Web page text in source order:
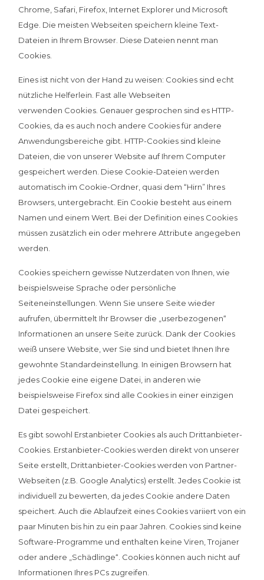
Chrome, Safari, Firefox, Internet Explorer und Microsoft
Edge. Die meisten Webseiten speichern kleine Text-
Dateien in Ihrem Browser. Diese Dateien nennt man
Cookies.
Eines ist nicht von der Hand zu weisen: Cookies sind echt
nützliche Helferlein. Fast alle Webseiten
verwenden Cookies. Genauer gesprochen sind es HTTP-
Cookies, da es auch noch andere Cookies für andere
Anwendungsbereiche gibt. HTTP-Cookies sind kleine
Dateien, die von unserer Website auf Ihrem Computer
gespeichert werden. Diese Cookie-Dateien werden
automatisch im Cookie-Ordner, quasi dem “Hirn” Ihres
Browsers, untergebracht. Ein Cookie besteht aus einem
Namen und einem Wert. Bei der Definition eines Cookies
müssen zusätzlich ein oder mehrere Attribute angegeben
werden.
Cookies speichern gewisse Nutzerdaten von Ihnen, wie
beispielsweise Sprache oder persönliche
Seiteneinstellungen. Wenn Sie unsere Seite wieder
aufrufen, übermittelt Ihr Browser die „userbezogenen“
Informationen an unsere Seite zurück. Dank der Cookies
weiß unsere Website, wer Sie sind und bietet Ihnen Ihre
gewohnte Standardeinstellung. In einigen Browsern hat
jedes Cookie eine eigene Datei, in anderen wie
beispielsweise Firefox sind alle Cookies in einer einzigen
Datei gespeichert.
Es gibt sowohl Erstanbieter Cookies als auch Drittanbieter-
Cookies. Erstanbieter-Cookies werden direkt von unserer
Seite erstellt, Drittanbieter-Cookies werden von Partner-
Webseiten (z.B. Google Analytics) erstellt. Jedes Cookie ist
individuell zu bewerten, da jedes Cookie andere Daten
speichert. Auch die Ablaufzeit eines Cookies variiert von ein
paar Minuten bis hin zu ein paar Jahren. Cookies sind keine
Software-Programme und enthalten keine Viren, Trojaner
oder andere „Schädlinge“. Cookies können auch nicht auf
Informationen Ihres PCs zugreifen.